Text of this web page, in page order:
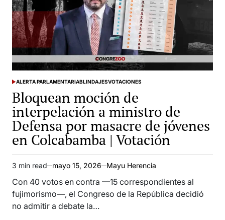
POSTED
IN
ALERTA PARLAMENTARIABLINDAJESVOTACIONES
Bloquean moción de
interpelación a ministro de
Defensa por masacre de jóvenes
en Colcabamba | Votación
Estimated
read
time
3 min read mayo 15, 2026 Mayu Herencia
Con 40 votos en contra —15 correspondientes al
fujimorismo—, el Congreso de la República decidió
no admitir a debate la…